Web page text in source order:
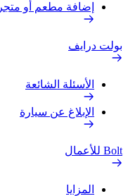
إضافة مطعم أو متجر
بولت درايف
الأسئلة الشائعة
الإبلاغ عن سيارة
Bolt للأعمال
المزايا